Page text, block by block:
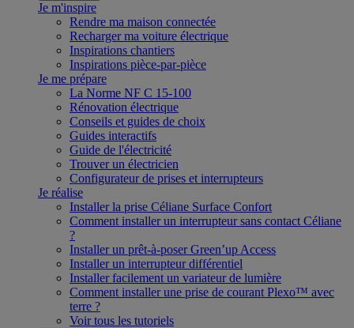
Je m'inspire
Rendre ma maison connectée
Recharger ma voiture électrique
Inspirations chantiers
Inspirations pièce-par-pièce
Je me prépare
La Norme NF C 15-100
Rénovation électrique
Conseils et guides de choix
Guides interactifs
Guide de l'électricité
Trouver un électricien
Configurateur de prises et interrupteurs
Je réalise
Installer la prise Céliane Surface Confort
Comment installer un interrupteur sans contact Céliane
?
Installer un prêt-à-poser Green’up Access
Installer un interrupteur différentiel
Installer facilement un variateur de lumière
Comment installer une prise de courant Plexo™ avec
terre ?
Voir tous les tutoriels